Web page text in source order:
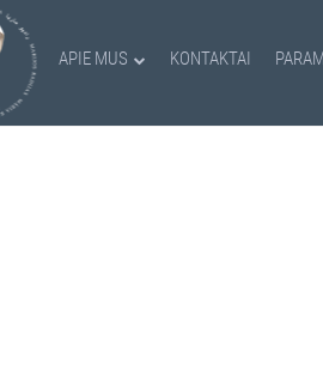
APIE MUS KONTAKTAI